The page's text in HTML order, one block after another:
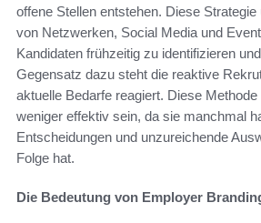
offene Stellen entstehen. Diese
von Netzwerken, Social Media und
Kandidaten frühzeitig zu identifizieren
Gegensatz dazu steht die reaktive
aktuelle Bedarfe reagiert. Diese
weniger effektiv sein, da sie manchmal
Entscheidungen und unzureichende
Folge hat.
Die Bedeutung von Employer